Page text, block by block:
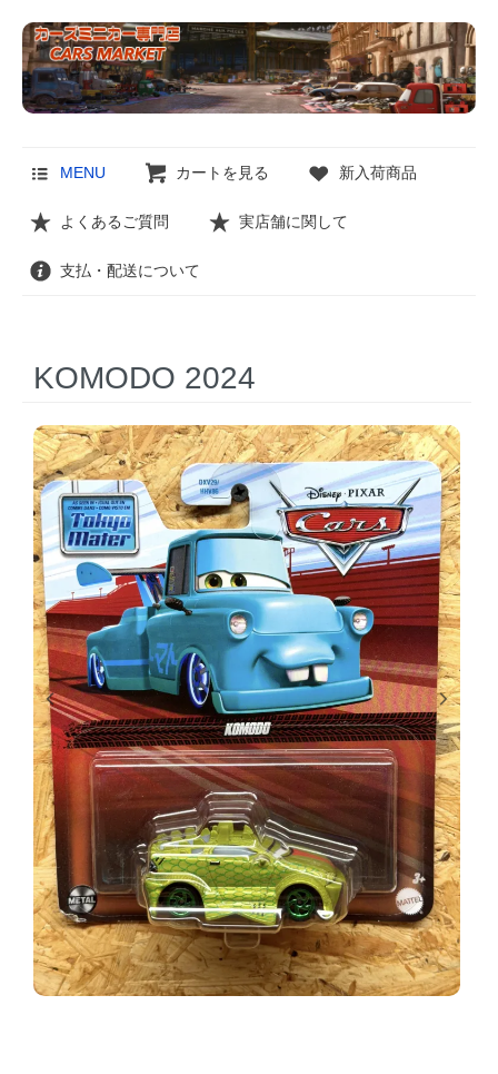
MENU カートを見る 新入荷商品
よくあるご質問 実店舗に関して
支払・配送について
KOMODO 2024